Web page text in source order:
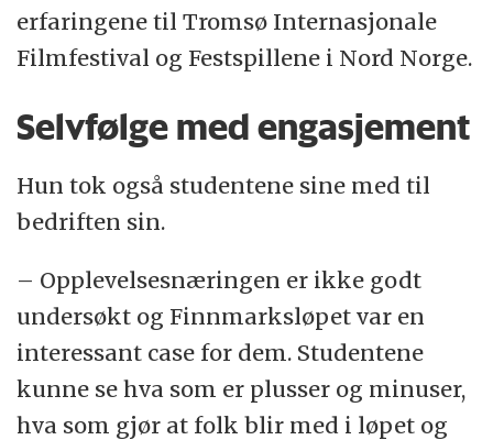
erfaringene til Tromsø Internasjonale
Filmfestival og Festspillene i Nord Norge.
Selvfølge med engasjement
Hun tok også studentene sine med til
bedriften sin.
– Opplevelsesnæringen er ikke godt
undersøkt og Finnmarksløpet var en
interessant case for dem. Studentene
kunne se hva som er plusser og minuser,
hva som gjør at folk blir med i løpet og